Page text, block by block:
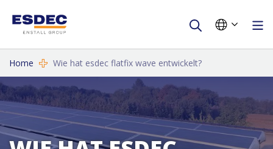
Home Wie hat esdec flatfix wave entwickelt?